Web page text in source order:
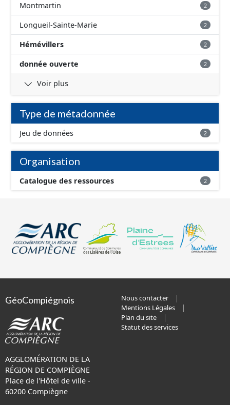
Montmartin 2
Longueil-Sainte-Marie 2
Hémévillers 2
donnée ouverte 2
Voir plus
Type de métadonnée
Jeu de données 2
Organisation
Catalogue des ressources 2
GéoCompiégnois
AGGLOMÉRATION DE LA
RÉGION DE COMPIÈGNE
Place de l'Hôtel de ville -
60200 Compiègne
Nous contacter
Mentions Légales
Plan du site
Statut des services